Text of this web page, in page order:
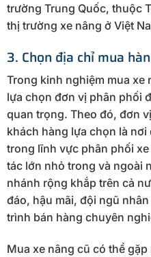
trường Trung Quốc, thuộc
thị trường xe nâng ở Việt
3. Chọn địa chỉ mua
Trong kinh nghiệm mua xe
lựa chọn đơn vị phân phối
quan trọng. Theo đó, đơn
khách hàng lựa chọn là
trong lĩnh vực phân phối
tác lớn nhỏ trong và ngoài
nhánh rộng khắp trên cả
đáo, hậu mãi, đội ngũ
trình bán hàng chuyên
Mua xe nâng cũ có thể